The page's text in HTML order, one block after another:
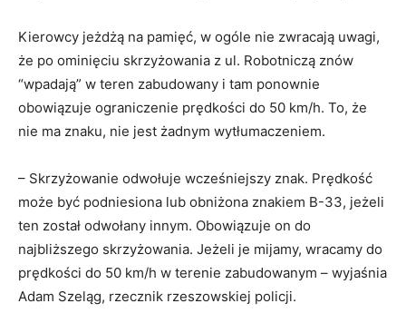
Kierowcy jeżdżą na pamięć, w ogóle nie zwracają uwagi,
że po ominięciu skrzyżowania z ul. Robotniczą znów
“wpadają” w teren zabudowany i tam ponownie
obowiązuje ograniczenie prędkości do 50 km/h. To, że
nie ma znaku, nie jest żadnym wytłumaczeniem.
– Skrzyżowanie odwołuje wcześniejszy znak. Prędkość
może być podniesiona lub obniżona znakiem B-33, jeżeli
ten został odwołany innym. Obowiązuje on do
najbliższego skrzyżowania. Jeżeli je mijamy, wracamy do
prędkości do 50 km/h w terenie zabudowanym – wyjaśnia
Adam Szeląg, rzecznik rzeszowskiej policji.